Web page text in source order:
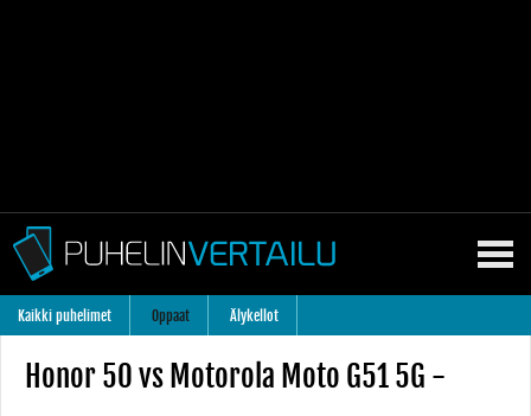
Kaikki puhelimet Oppaat Älykellot
Honor 50 vs Motorola Moto G51 5G -